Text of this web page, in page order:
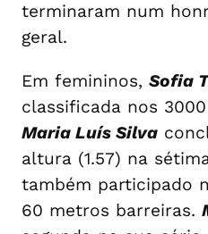
terminaram num
geral.
Em femininos, Sofia
classificada nos
Maria Luís Silva
altura (1.57) na
também participado
60 metros barreiras.